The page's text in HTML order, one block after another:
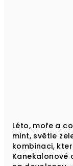
Léto, moře a
mint, světle
kombinaci,
Kanekalonové